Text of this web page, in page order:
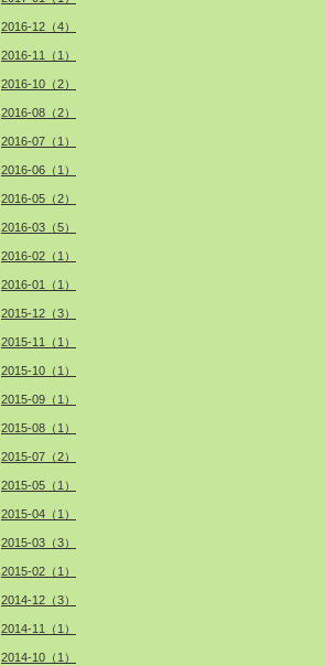
2016-12（4）
2016-11（1）
2016-10（2）
2016-08（2）
2016-07（1）
2016-06（1）
2016-05（2）
2016-03（5）
2016-02（1）
2016-01（1）
2015-12（3）
2015-11（1）
2015-10（1）
2015-09（1）
2015-08（1）
2015-07（2）
2015-05（1）
2015-04（1）
2015-03（3）
2015-02（1）
2014-12（3）
2014-11（1）
2014-10（1）